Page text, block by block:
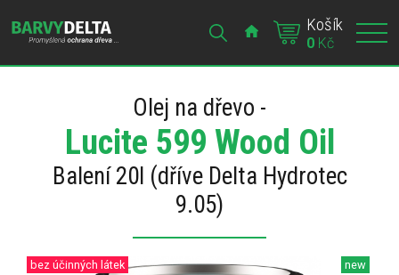
Košík
0Kč
Olej na dřevo -
Lucite 599 Wood Oil
Balení 20l (dříve Delta Hydrotec
9.05)